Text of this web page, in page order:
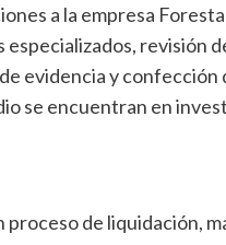
a la empresa
revisión
evidencia y
se encuentran en
de liquidación,